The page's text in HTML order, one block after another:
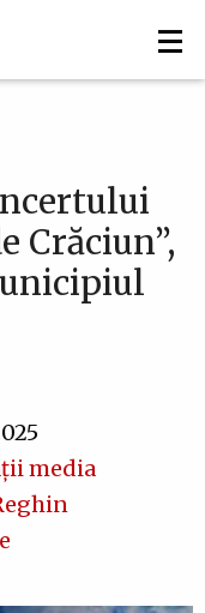
Crăciun”,
media